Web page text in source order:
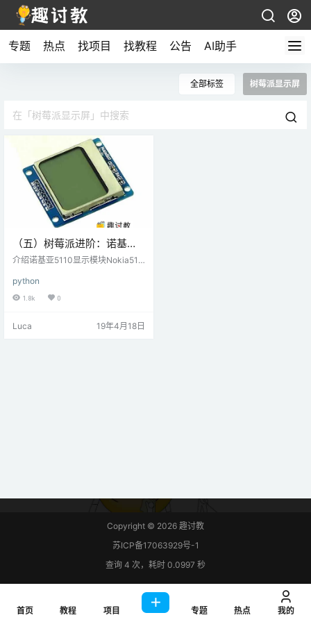
专题 热点 找项目 找教程 公告 AI助手
全部标签 树莓派显示屏
（五）树莓派进阶：诺基亚
5110显示屏与Raspberry Pi
介绍诺基亚5110显示模块Nokia511
图案的图形显示屏。它的分辨率为4
8x84，并配有背光。它使用SPI通
器以控制显示输出。它有8个引脚。
python
1.8k 0
Luca 19年4月18日
Copyright © 2026 趣讨教
苏ICP备17063929号-1
查询 4 次，耗时 0.0997 秒
首页 教程 项目 专题 热点 我的